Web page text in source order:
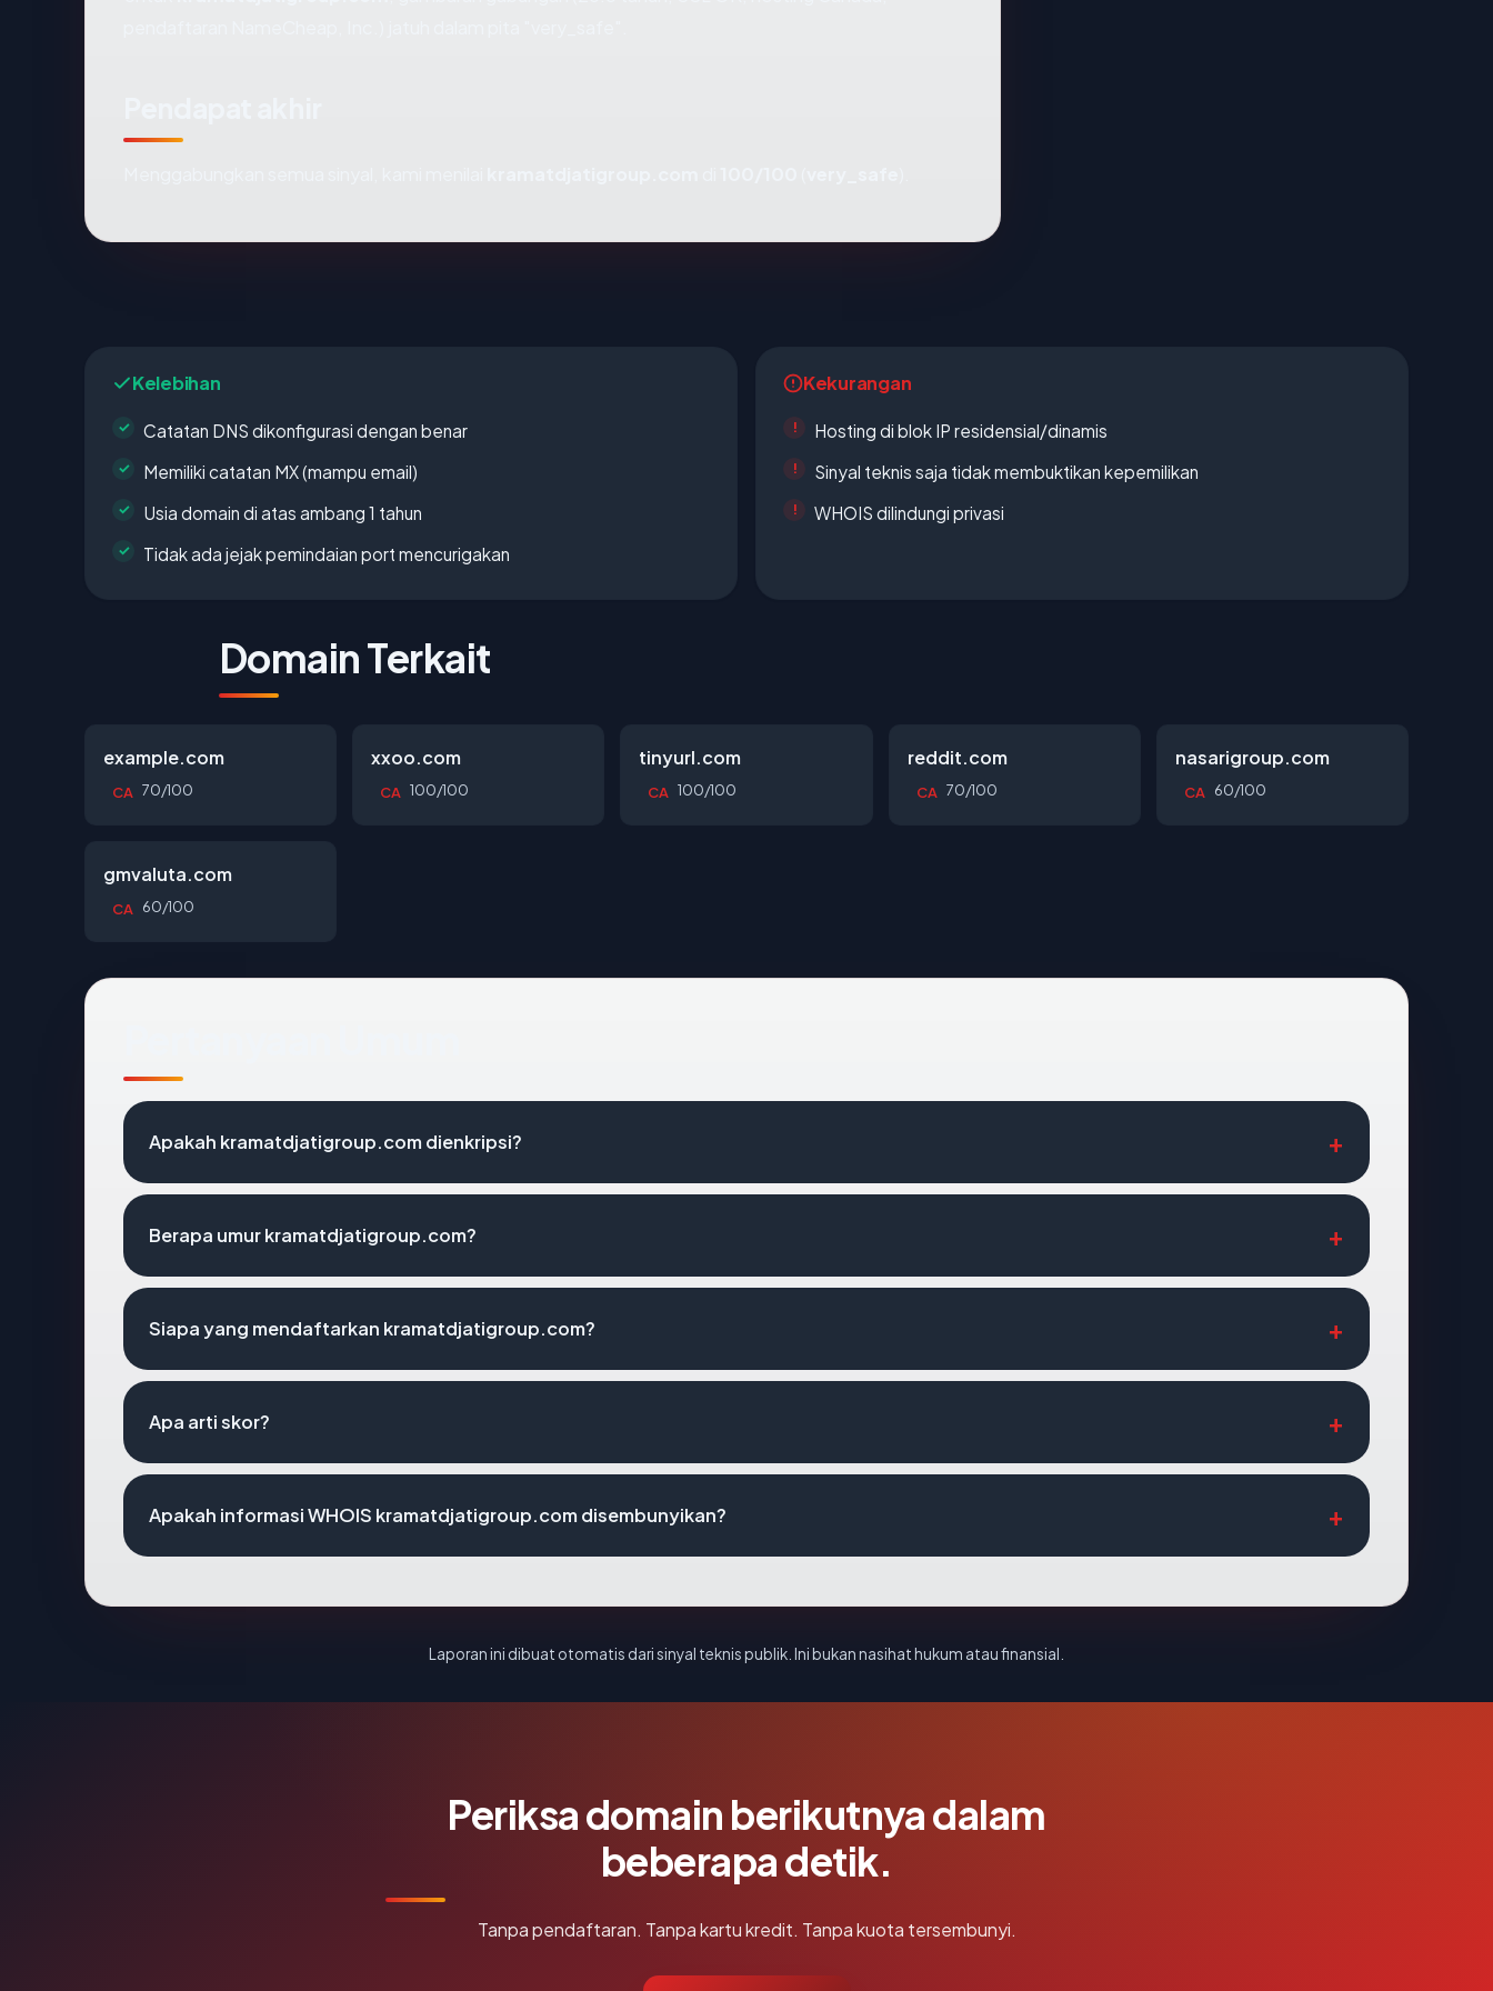
Kelebihan
Catatan DNS dikonfigurasi dengan benar
Memiliki catatan MX (mampu email)
Usia domain di atas ambang 1 tahun
Tidak ada jejak pemindaian port mencurigakan
Kekurangan
Hosting di blok IP residensial/dinamis
Sinyal teknis saja tidak membuktikan kepemilikan
WHOIS dilindungi privasi
Domain Terkait
example.com
CA 70/100
xxoo.com
CA 100/100
tinyurl.com
CA 100/100
reddit.com
CA 70/100
nasarigroup.com
CA 60/100
gmvaluta.com
CA 60/100
Apakah kramatdjatigroup.com dienkripsi?
Berapa umur kramatdjatigroup.com?
Siapa yang mendaftarkan kramatdjatigroup.com?
Apa arti skor?
Apakah informasi WHOIS kramatdjatigroup.com disembunyikan?
Laporan ini dibuat otomatis dari sinyal teknis publik. Ini bukan nasihat hukum atau finansial.
Periksa domain berikutnya dalam
beberapa detik.
Tanpa pendaftaran. Tanpa kartu kredit. Tanpa kuota tersembunyi.